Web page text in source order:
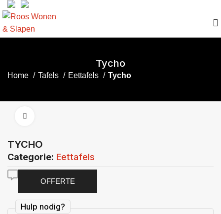
Tycho
Home Tafels Eettafels Tycho
TYCHO
Categorie: Eettafels
OFFERTE
Hulp nodig?